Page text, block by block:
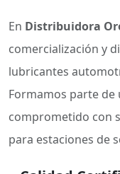
En Distribuidora
comercialización y
lubricantes
Formamos parte
comprometido con
para estaciones de